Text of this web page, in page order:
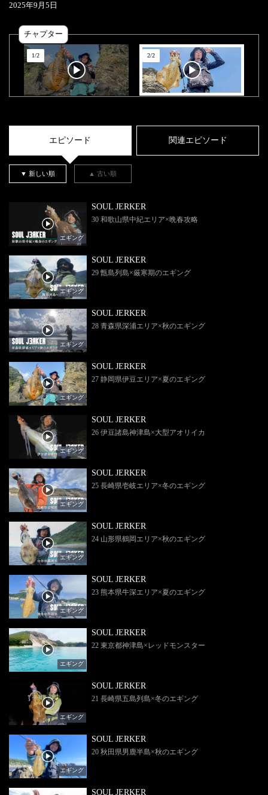
2025年9 月 5 日
チャプター
1/2 2/2
エピソード 関連エピソード
▼ 新しい順 ▲ 古い順
エギング
SOUL JERKER
30 和歌山県中紀エリア×晩春攻略
エギング
SOUL JERKER
29 甑島列島×厳寒期のエギング
エギング
SOUL JERKER
28 青森県深浦エリア×秋のエギング
エギング
SOUL JERKER
27 静岡県伊豆エリア×夏のエギング
エギング
SOUL JERKER
26 伊豆諸島神津島×大型アオリイカ
エギング
SOUL JERKER
25 長崎県壱岐エリア×冬のエギング
エギング
SOUL JERKER
24 山形県鶴岡エリア×秋のエギング
エギング
SOUL JERKER
23 熊本県牛深エリア×夏のエギング
エギング
SOUL JERKER
22 東京都神津島×レッドモンスター
エギング
SOUL JERKER
21 長崎県五島列島×冬のエギング
エギング
SOUL JERKER
20 秋田県男鹿半島×秋のエギング
SOUL JERKER